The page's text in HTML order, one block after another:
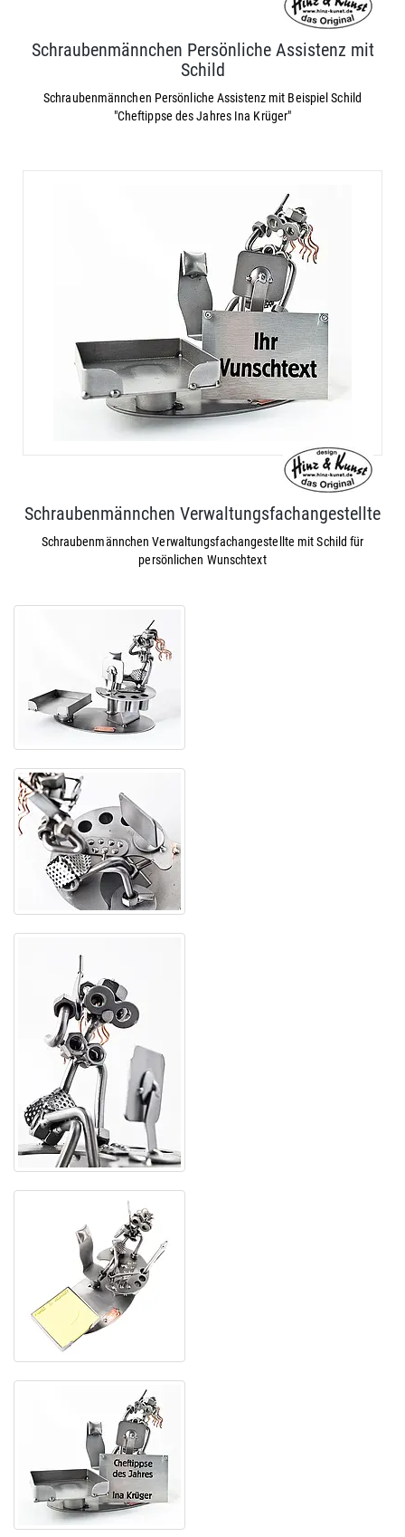
Schraubenmännchen Persönliche Assistenz mit
Schild
Schraubenmännchen Persönliche Assistenz mit Beispiel Schild
"Cheftippse des Jahres Ina Krüger"
Schraubenmännchen Verwaltungsfachangestellte
Schraubenmännchen Verwaltungsfachangestellte mit Schild für
persönlichen Wunschtext